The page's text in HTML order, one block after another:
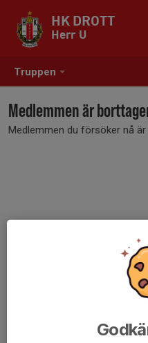
Truppen
HK DROTT
Herr U
Medlemmen är
Medlemmen du försöker nå